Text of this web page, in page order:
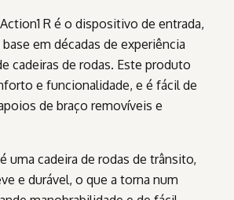
R é o dispositivo de entrada,
em décadas de experiência
cadeiras de rodas. Este produto
e funcionalidade, e é fácil de
de braço removíveis e
uma cadeira de rodas de trânsito,
e durável, o que a torna num